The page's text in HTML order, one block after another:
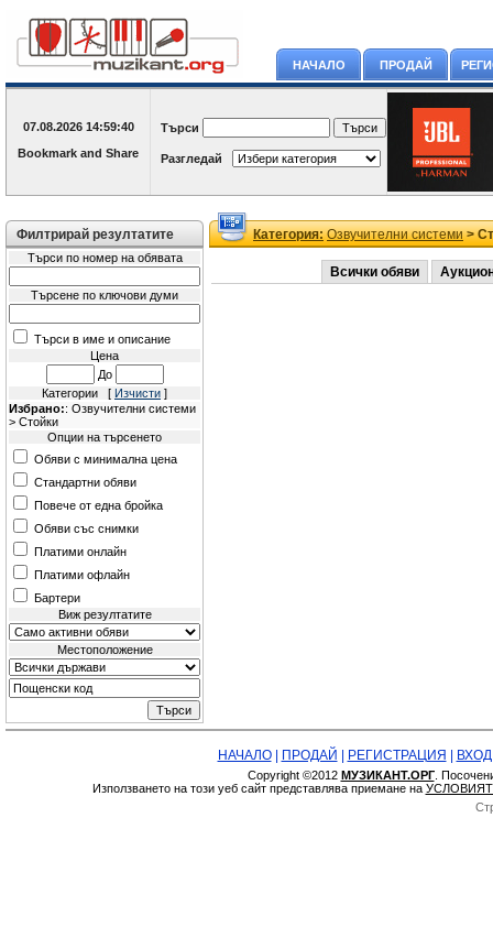
НАЧАЛО ПРОДАЙ
07.08.2026 14:59:40 Търси
Разгледай
Филтрирай резултатите
Търси по номер на обявата
Търсене по ключови думи
Търси в име и описание
Цена
До
Категории [ Изчисти ]
Избрано:: Озвучителни системи
> Стойки
Опции на търсенето
Обяви с минимална цена
Стандартни обяви
Повече от една бройка
Обяви със снимки
Платими онлайн
Платими офлайн
Бартери
Виж резултатите
Местоположение
Категория: Озвучителни системи>
Всички обяви
НАЧАЛО| ПРОДАЙ РЕГИСТРАЦИЯ ВХОД
Copyright ©2012 МУЗИКАНТ.ОРГ.
Използването на този уеб сайт представлява приемане на